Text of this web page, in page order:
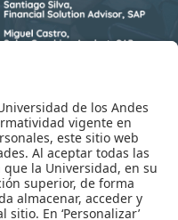
17 Noviembre 2020 09:31